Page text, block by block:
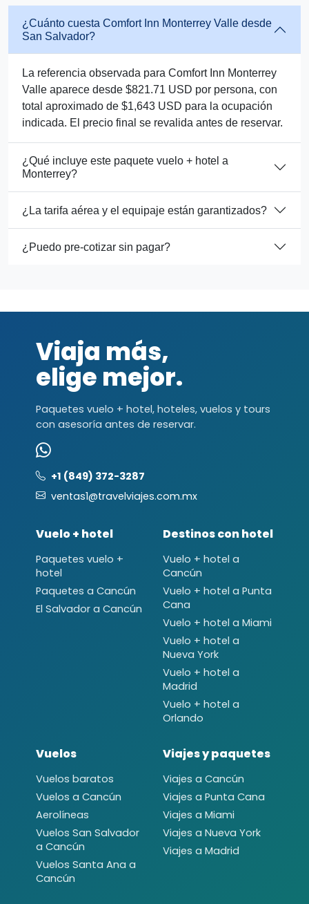
¿Cuánto cuesta Comfort Inn Monterrey Valle desde
San Salvador?
La referencia observada para Comfort Inn Monterrey
Valle aparece desde $821.71 USD por persona, con
total aproximado de $1,643 USD para la ocupación
indicada. El precio final se revalida antes de reservar.
¿Qué incluye este paquete vuelo + hotel a
Monterrey?
¿La tarifa aérea y el equipaje están garantizados?
¿Puedo pre-cotizar sin pagar?
Viaja más,
elige mejor.
Paquetes vuelo + hotel, hoteles, vuelos y tours
con asesoría antes de reservar.
+1 (849) 372-3287
ventas1@travelviajes.com.mx
Vuelo + hotel
Paquetes vuelo +
hotel
Paquetes a Cancún
El Salvador a Cancún
Destinos con hotel
Vuelo + hotel a
Cancún
Vuelo + hotel a Punta
Cana
Vuelo + hotel a Miami
Vuelo + hotel a
Nueva York
Vuelo + hotel a
Madrid
Vuelo + hotel a
Orlando
Vuelos
Vuelos baratos
Vuelos a Cancún
Aerolíneas
Vuelos San Salvador
a Cancún
Vuelos Santa Ana a
Cancún
Viajes y paquetes
Viajes a Cancún
Viajes a Punta Cana
Viajes a Miami
Viajes a Nueva York
Viajes a Madrid